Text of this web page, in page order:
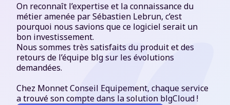
On reconnaît l’expertise et la connaissance du
métier amenée par Sébastien Lebrun, c’est
pourquoi nous savions que ce logiciel serait un
bon investissement.
Nous sommes très satisfaits du produit et des
retours de l’équipe blg sur les évolutions
demandées.
Chez Monnet Conseil Equipement, chaque service
a trouvé son compte dans la solution blgCloud !